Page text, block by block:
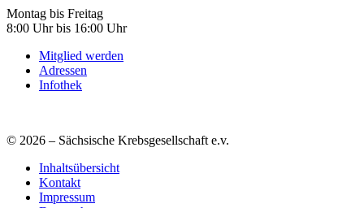
Montag bis Freitag
8:00 Uhr bis 16:00 Uhr
Mitglied werden
Adressen
Infothek
© 2026 – Sächsische Krebsgesellschaft e.v.
Inhaltsübersicht
Kontakt
Impressum